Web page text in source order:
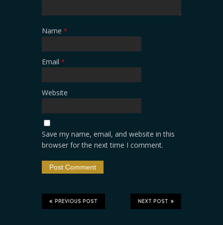
Name *
Email *
Website
Save my name, email, and website in this
browser for the next time I comment.
NEXT POST
PREVIOUS POST